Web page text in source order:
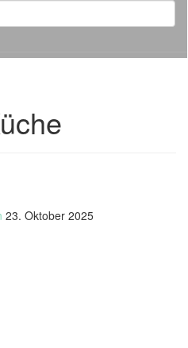
23. Oktober 2025